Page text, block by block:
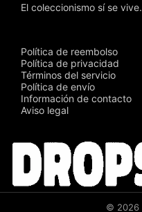
El coleccionismo sí se vive.
Política de reembolso
Política de privacidad
Términos del servicio
Política de envío
Información de contacto
Aviso legal
© 2026